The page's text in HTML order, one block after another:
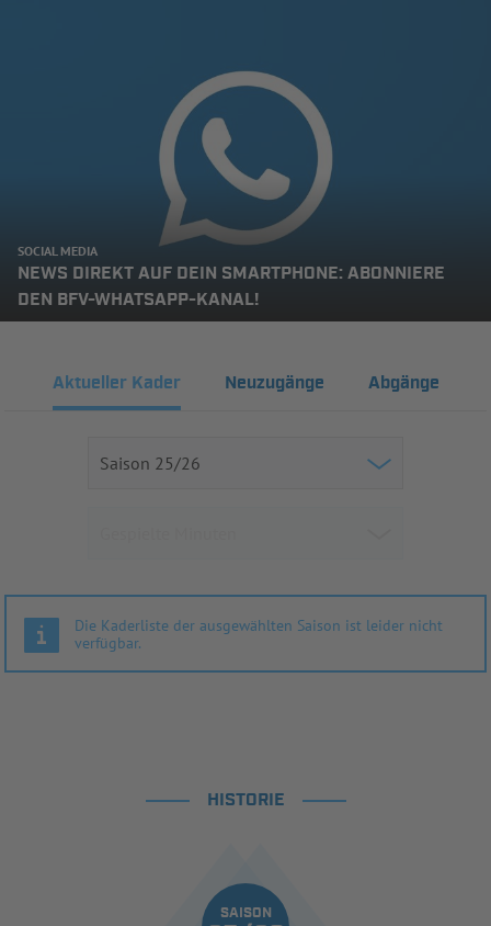
SOCIAL MEDIA
NEWS DIREKT AUF DEIN SMARTPHONE: ABONNIERE
DEN BFV-WHATSAPP-KANAL!
Aktueller Kader Neuzugänge Abgänge
Die Kaderliste der ausgewählten Saison ist leider nicht
verfügbar.
HISTORIE
SAISON